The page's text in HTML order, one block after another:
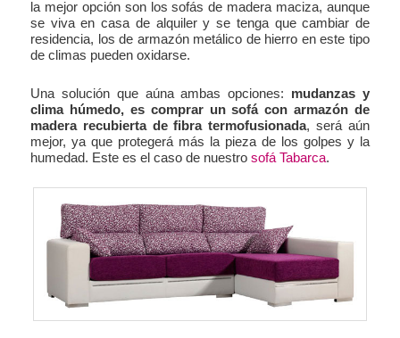
la mejor opción son los sofás de madera maciza, aunque
se viva en casa de alquiler y se tenga que cambiar de
residencia, los de armazón metálico de hierro en este tipo
de climas pueden oxidarse.
Una solución que aúna ambas opciones: mudanzas y
clima húmedo, es comprar un sofá con armazón de
madera recubierta de fibra termofusionada, será aún
mejor, ya que protegerá más la pieza de los golpes y la
humedad. Este es el caso de nuestrosofá Tabarca.